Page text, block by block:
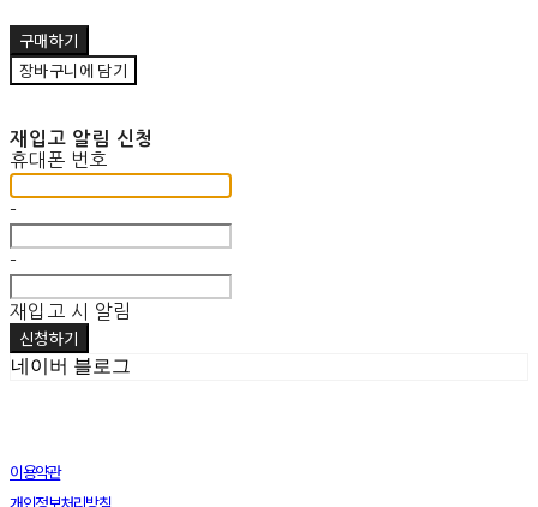
구매하기
장바구니에 담기
재입고 알림 신청
휴대폰 번호
-
-
재입고 시 알림
신청하기
네이버 블로그
이용약관